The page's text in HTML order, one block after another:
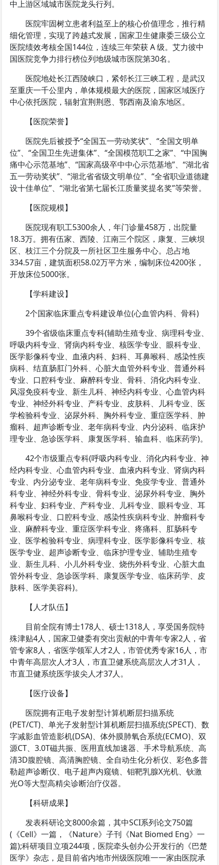
中上游区域城市医院龙头行列。
医院牢固树立患者利益至上的核心价值理念，推行精
细化管理，实现了跨越式发展，国家卫生健康委三级公立
医院绩效考核全国144位，连续三年荣获 A 级。艾力彼中
国医院竞争力排行榜位列地级城市医院第30名。
医院地处长江西陵峡口，紧邻长江三峡工程，是武汉
至重庆一千公里内，单体规模最大的医院，国家区域医疗
中心依托医院，辐射宜荆荆恩、鄂西南及渝东地区。
【医院荣誉】
医院先后被授予“全国五一劳动奖状”、“全国文明单
位”、“全国卫生先进集体”、“全国模范职工之家”、“中国胸
痛中心示范基地”、“国家高级卒中中心示范基地”、“湖北省
五一劳动奖状”、“湖北省省级文明单位”、“全省职业道德建
设十佳单位”、“湖北省第七届长江质量奖提名奖”等荣誉。
【医院规模】
医院现有职工5300余人，年门诊量458万，出院量
18.3万。拥有伍家、西陵、江南三个院区，康复、三峡坝
区、枝江三个分院及一所社区卫生服务中心。总占地
334.57亩，建筑面积58.02万平方米，编制床位4200张，
开放床位5000张。
【学科建设】
2个国家临床重点专科建设单位(心血管内科、骨科)
39个省级临床重点专科(辅助生殖专业、病理科专业、
呼吸内科专业、肾病内科专业、核医学专业、眼科专业、
医学影像科专业、血液内科、妇科、耳鼻喉科、感染性疾
病科、结直肠肛门外科、心脏大血管外科专业、普通外科
专业、口腔科专业、麻醉科专业、骨科、消化内科专业、
风湿免疫科专业、新生儿科、神经内科专业、心血管内科
专业、神经外科专业、产科专业、皮肤科、儿科专业、医
学检验科专业、泌尿外科、胸外科专业、重症医学科、肿
瘤科、超声诊断专业、老年病科专业、内分泌科、临床护
理专业、急诊医学科、康复医学科、输血科、临床药学)。
42个市级重点专科(呼吸内科专业、消化内科专业、神
经内科专业、心血管内科专业、血液内科专业、肾病内科
专业、内分泌专业、老年病科专业、免疫学专业、普通外
科专业、神经外科专业、骨科专业、泌尿外科专业、胸外
科专业、妇科专业、产科专业、儿科专业、眼科专业、耳
鼻喉科专业、口腔科专业、感染性疾病科专业、肿瘤科专
业、麻醉科专业、重症医学科专业、疼痛科、肛肠科专
业、医学检验科专业、病理科专业、医学影像科专业、核
医学专业、超声诊断专业、临床护理专业、辅助生殖专
业、新生儿科、小儿外科专业、烧伤外科专业、心脏大血
管外科专业、急诊医学科、康复医学专业、临床药学、皮
肤科、医学美容科)。
【人才队伍】
目前全院有博士178人、硕士1318人，享受国务院特
殊津贴4人，国家卫健委有突出贡献的中青年专家2人，省
管专家8人，省医学领军人才2人，市管优秀专家16人，市
中青年高层次人才3人，市直卫健系统高层次人才31人，
市直卫健系统医学拔尖人才37人。
【医疗设备】
医院拥有正电子发射型计算机断层扫描系统
(PET/CT)、单光子发射型计算机断层扫描系统(SPECT)、数
字减影血管造影机(DSA)、体外膜肺氧合系统(ECMO)、双
源CT、3.0T磁共振、医用直线加速器、手术导航系统、高
清3D腹腔镜、高清胸腔镜、全自动生化分析仪、彩色多普
勒超声诊断仪、电子超声内窥镜、钼靶乳腺X光机、钬激
光O等大型高精尖诊断治疗仪器。
【科研成果】
发表科研论文8000余篇，其中SCI系列论文750篇
(《Cell》一篇，《Nature》子刊《Nat Biomed Eng》一
篇);科研项目立项244项，医院牵头创办公开发行的《巴楚
医学》杂志，是目前省内地市州级医院唯一一家由医院承